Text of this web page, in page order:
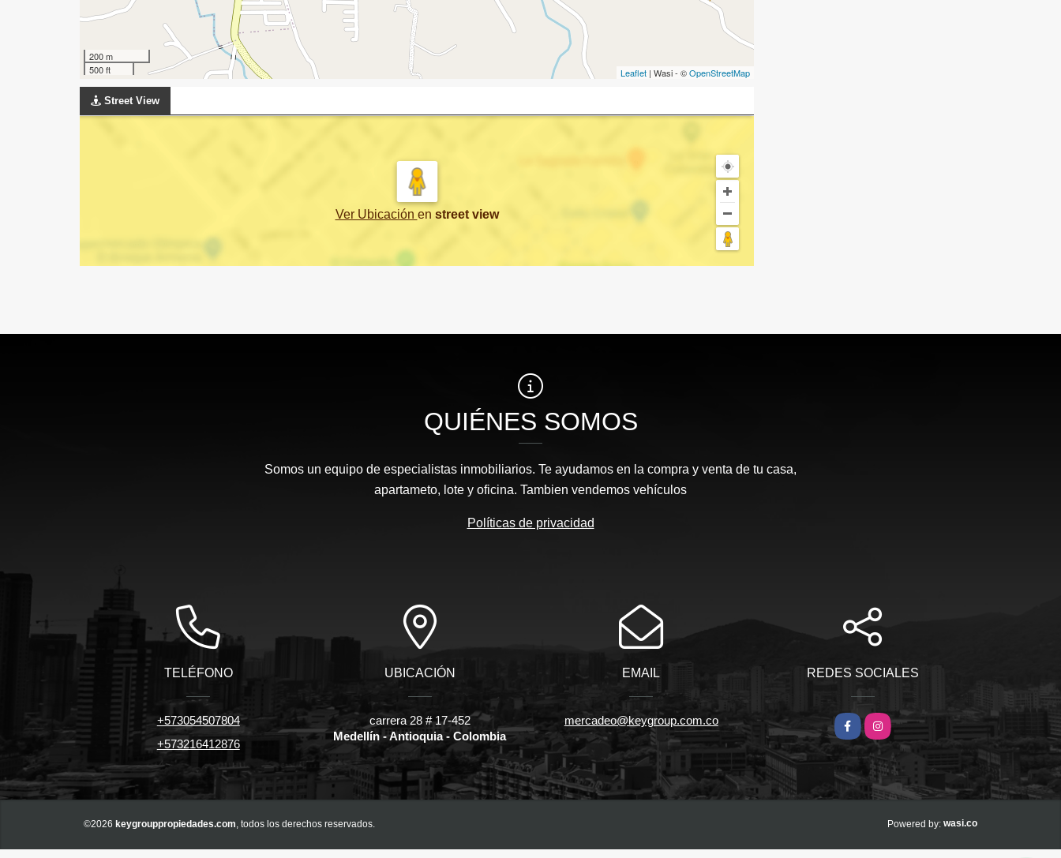
200 m
500 ft
Leaflet | Wasi - ©OpenStreetMap
Street View
Ver Ubicación en street view
QUIÉNES SOMOS
Somos un equipo de especialistas inmobiliarios. Te ayudamos en la compra y venta de tu casa,
apartameto, lote y oficina. Tambien vendemos vehículos
Políticas de privacidad
TELÉFONO
+573054507804
+573216412876
UBICACIÓN
carrera 28 # 17-452
Medellín - Antioquia - Colombia
EMAIL
mercadeo@keygroup.com.co
REDES SOCIALES
FacebookInstagram
©2026 keygrouppropiedades.com , todos los derechos reservados. Powered by: wasi.co